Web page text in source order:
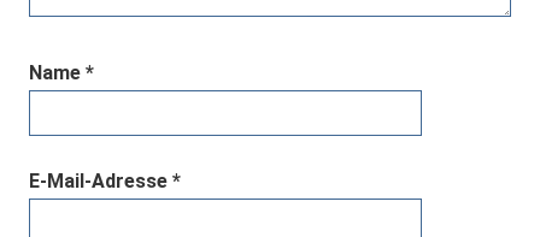
Name *
E-Mail-Adresse *